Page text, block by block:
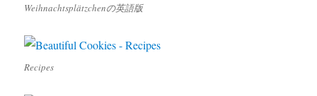
Weihnachtsplätzchenの英語版
Recipes